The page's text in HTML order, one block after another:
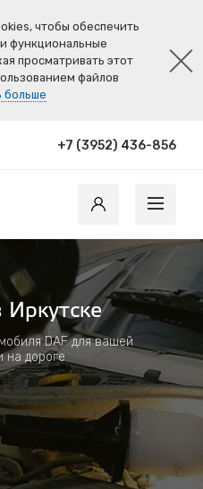
чтобы обеспечить
функциональные
просматривать этот
файлов
больше
+7 (3952) 436-856
Иркутске
DAF для вашей
на дороге